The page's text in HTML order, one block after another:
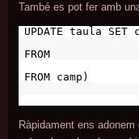
També es pot fer amb
UPDATE taula SET
FROM
FROM camp)
Ràpidament ens